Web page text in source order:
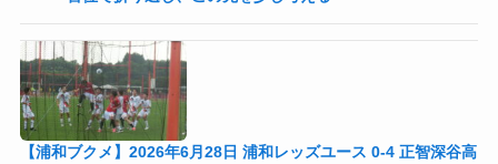
【浦和ブクメ】2026年6月28日 浦和レッズユース 0-4 正智深谷高